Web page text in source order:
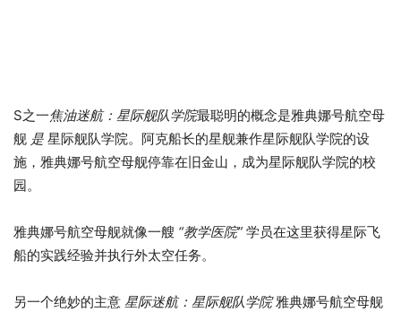
S之一焦油迷航：星际舰队学院最聪明的概念是雅典娜号航空母
舰 是 星际舰队学院。阿克船长的星舰兼作星际舰队学院的设
施，雅典娜号航空母舰停靠在旧金山，成为星际舰队学院的校
园。
雅典娜号航空母舰就像一艘 “教学医院” 学员在这里获得星际飞
船的实践经验并执行外太空任务。
另一个绝妙的主意 星际迷航：星际舰队学院雅典娜号航空母舰